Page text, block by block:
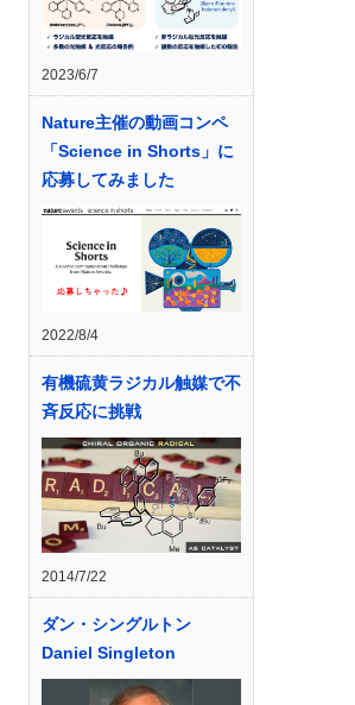
2023/6/7
Nature主催の動画コンペ
「Science in Shorts」に
応募してみました
2022/8/4
有機硫黄ラジカル触媒で不
斉反応に挑戦
2014/7/22
ダン・シングルトン
Daniel Singleton